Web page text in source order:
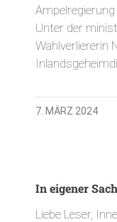
Unter der
Wahlverliererin
7. MÄRZ 2024
In eigener
Liebe Leser,